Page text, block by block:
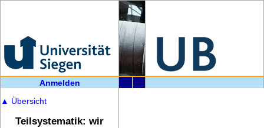
Anmelden
▲ Übersicht
Teilsystematik: wir